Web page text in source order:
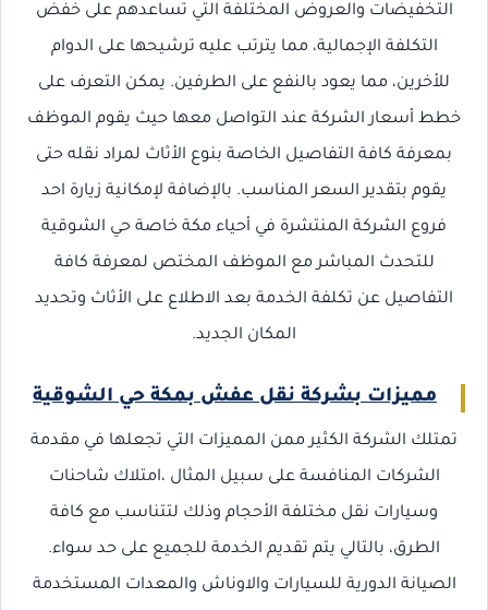
التخفيضات والعروض المختلفة التي تساعدهم على خفض
التكلفة الإجمالية، مما يترتب عليه ترشيحها على الدوام
للأخرين، مما يعود بالنفع على الطرفين. يمكن التعرف على
خطط أسعار الشركة عند التواصل معها حيث يقوم الموظف
بمعرفة كافة التفاصيل الخاصة بنوع الأثاث لمراد نقله حتى
يقوم بتقدير السعر المناسب. بالإضافة لإمكانية زيارة احد
فروع الشركة المنتشرة في أحياء مكة خاصة حي الشوقية
للتحدث المباشر مع الموظف المختص لمعرفة كافة
التفاصيل عن تكلفة الخدمة بعد الاطلاع على الأثاث وتحديد
المكان الجديد.
مميزات بشركة نقل عفش بمكة حي الشوقية
تمتلك الشركة الكثير ممن المميزات التي تجعلها في مقدمة
الشركات المنافسة على سبيل المثال ،امتلاك شاحنات
وسيارات نقل مختلفة الأحجام وذلك لتتناسب مع كافة
الطرق، بالتالي يتم تقديم الخدمة للجميع على حد سواء.
الصيانة الدورية للسيارات والاوناش والمعدات المستخدمة